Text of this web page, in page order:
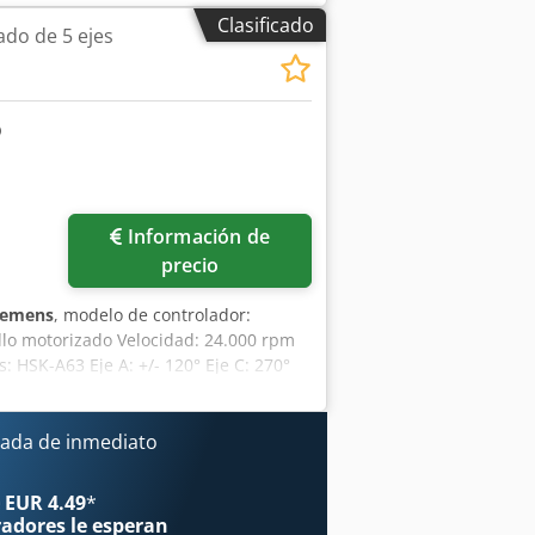
del motor del husillo:6,500 W,
HSK F50
, velocidad del cabezal
de mecanizado CNC de 5 ejes para
Construcción de puente
sin escobillas, sistemas de piñón y
X 2500mm 80m/min Y 1500mm
con orificios de montaje y
HSK F50 36.000 rpm refrigerado
Tensión de alimentación: 3 x
Clasificado
de 5 ejes
precio
, modelo de controlador:
motorizado Velocidad: 24.000 rpm
A63 Eje A: +/- 120° Eje C: 270°
Superficie de sujeción: 2.350 x
Medición de la pieza:
Control de rotura de herramienta:
Extrusora 3D: CEAD S25
de husillo
de inmediato
4.49*
le esperan